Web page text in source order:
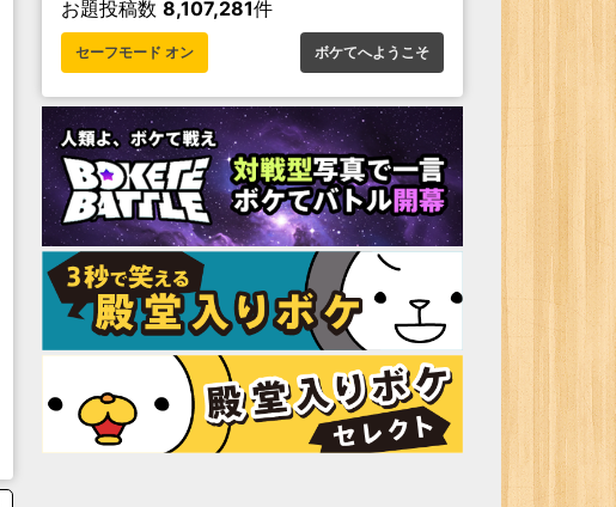
お題投稿数 8,107,281件
セーフモード オン ボケてへようこそ